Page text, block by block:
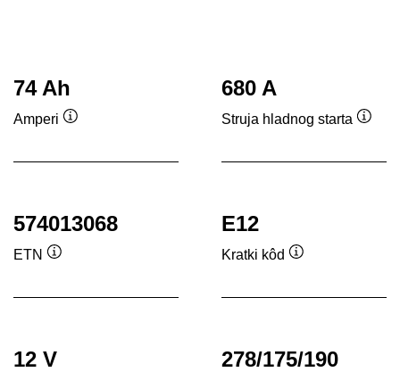
74 Ah
Amperi
680 A
Struja hladnog starta
574013068
ETN
E12
Kratki kôd
12 V 278/175/190